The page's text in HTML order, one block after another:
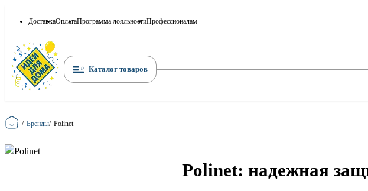
ДоставкаОплатаПрограмма лояльностиПрофессионалам
Каталог товаров
Главная
/ Бренды/ Polinet
Polinet: надежная